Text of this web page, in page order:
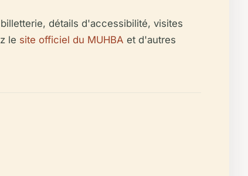
détails d'accessibilité, visites
le site officiel du MUHBA et d'autres